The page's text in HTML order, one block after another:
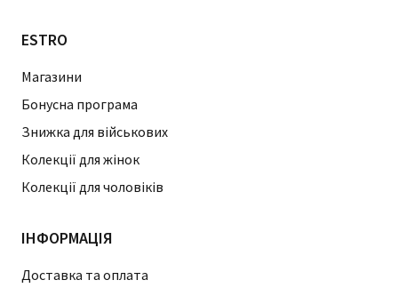
ESTRO
Магазини
Бонусна програма
Знижка для військових
Колекції для жінок
Колекції для чоловіків
ІНФОРМАЦІЯ
Доставка та оплата